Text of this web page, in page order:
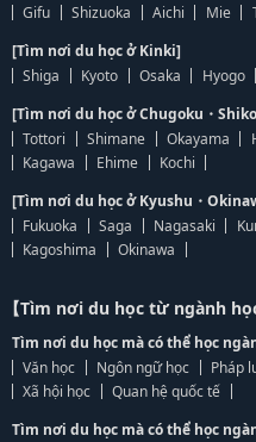
Gifu
Shizuoka Aichi Mie
[Tìm nơi du học ở Kinki]
Shiga
Kyoto Osaka Hyogo
[Tìm nơi du học ở Chugoku・
Tottori
Shimane Okayama
Kagawa
Ehime
Kochi
[Tìm nơi du học ở Kyushu・
Fukuoka
Saga Nagasaki
Kagoshima
Okinawa
【Tìm nơi du học từ ngành học
Tìm nơi du học mà có thể học
Văn học
Ngôn ngữ học Pháp
Xã hội học
Quan hệ quốc tế
Tìm nơi du học mà có thể học